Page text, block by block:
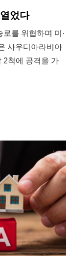
었다
를 위협하며 미·
사우디아라비아
2척에 공격을 가